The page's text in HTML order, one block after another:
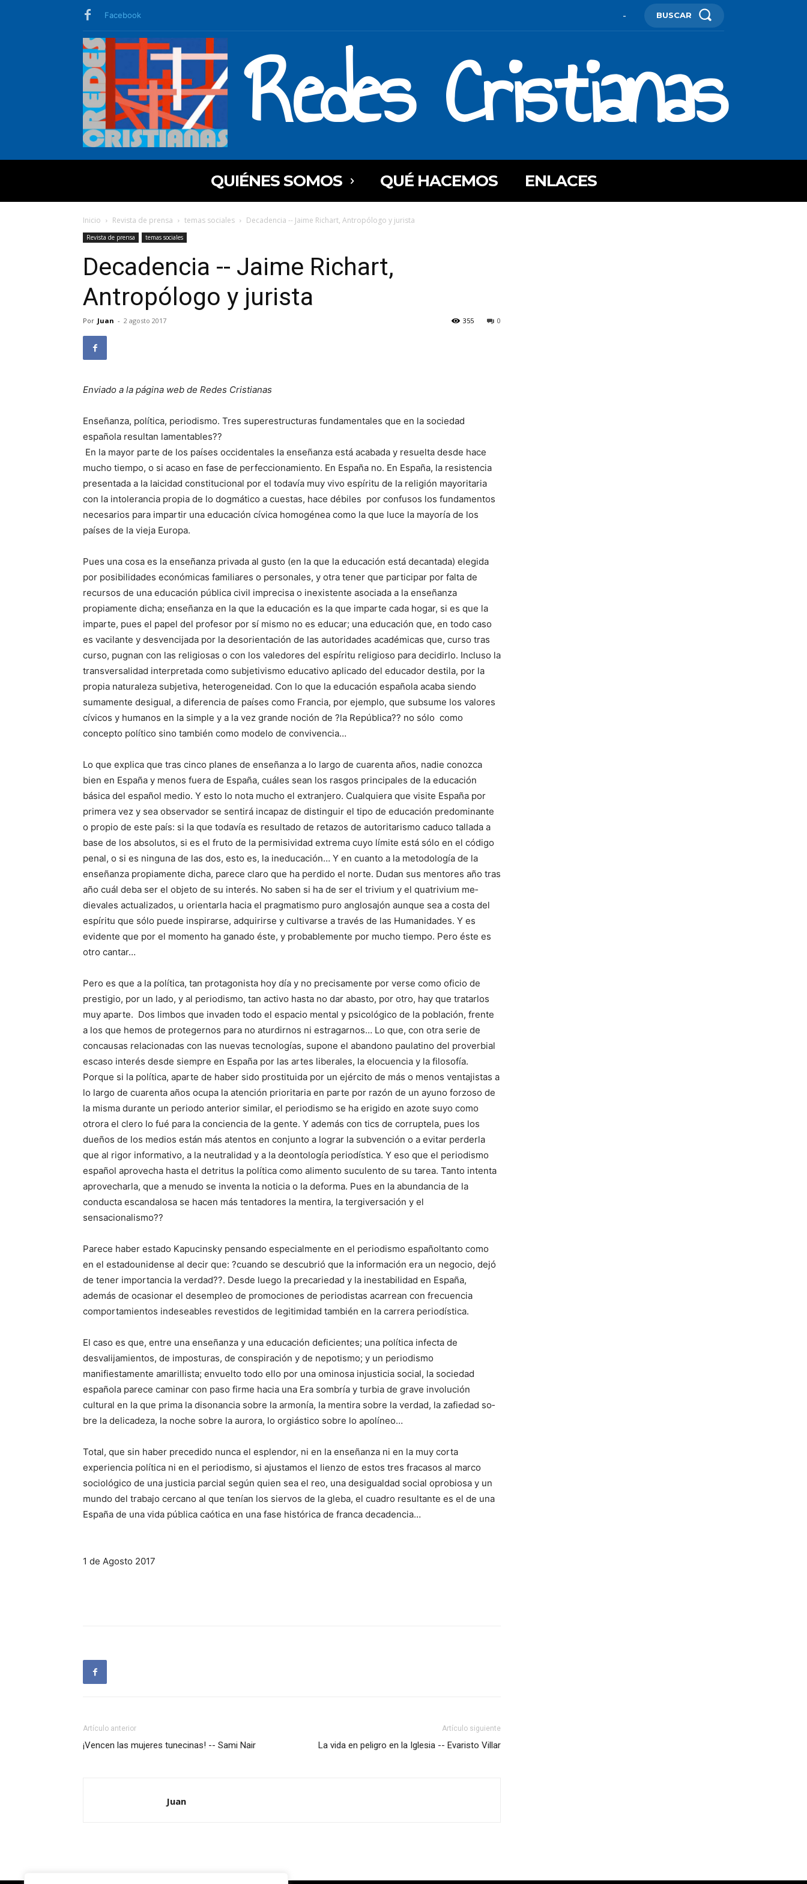
Facebook - BUSCAR
Redes Cristianas
QUIÉNES SOMOS QUÉ HACEMOS ENLACES
Inicio Revista de prensa temas sociales Decadencia -- Jaime Richart, Antropólogo y jurista
Revista de prensa temas sociales
Decadencia -- Jaime Richart,
Antropólogo y jurista
Por Juan - 2 agosto 2017 0
355
Enviado a la página web de Redes Cristianas
Enseñanza, política, periodismo. Tres superestructuras fundamentales que en la sociedad
española resultan la­mentables??
En la mayor parte de los países occidentales la enseñanza está acabada y resuelta desde hace
mucho tiempo, o si acaso en fase de perfeccionamiento. En España no. En Es­paña, la resistencia
presentada a la laicidad constitucional por el todavía muy vivo espíritu de la religión mayoritaria
con la intolerancia propia de lo dogmático a cuestas, hace débiles por confusos los fundamentos
necesarios para im­partir una educación cívica homogénea como la que luce la mayoría de los
países de la vieja Europa.
Pues una cosa es la enseñanza privada al gusto (en la que la educación está decantada) elegida
por posibilidades económicas fami­liares o personales, y otra tener que participar por falta de
recursos de una educación pública civil imprecisa o inexistente asociada a la enseñanza
propiamente dicha; enseñanza en la que la educación es la que imparte cada hogar, si es que la
imparte, pues el papel del profesor por sí mismo no es educar; una educación que, en todo caso
es vacilante y desvencijada por la desorientación de las autori­dades académicas que, curso tras
curso, pugnan con las religiosas o con los valedores del espíritu religioso para decidirlo. Incluso la
transversalidad interpretada como subjetivismo educativo aplicado del educador destila, por la
propia naturaleza subjetiva, heterogeneidad. Con lo que la educación española acaba siendo
sumamente desigual, a diferencia de países como Francia, por ejemplo, que sub­sume los valores
cívicos y humanos en la simple y a la vez grande noción de ?la República?? no sólo como
concepto político sino también como modelo de convivencia…
Lo que explica que tras cinco planes de enseñanza a lo largo de cuarenta años, nadie conozca
bien en España y menos fuera de España, cuáles sean los rasgos principales de la educación
básica del español medio. Y esto lo nota mucho el extranjero. Cualquiera que visite España por
primera vez y sea observador se sentirá incapaz de distinguir el tipo de educación predominante
o propio de este país: si la que todavía es resultado de retazos de autoritarismo ca­duco tallada a
base de los absolutos, si es el fruto de la permisividad extrema cuyo límite está sólo en el código
pe­nal, o si es ninguna de las dos, esto es, la ineducación… Y en cuanto a la metodología de la
enseñanza propia­mente dicha, parece claro que ha perdido el norte. Dudan sus mentores año tras
año cuál deba ser el objeto de su in­terés. No saben si ha de ser el trivium y el quatrivium me­
dievales actualizados, u orientarla hacia el pragmatismo puro anglosajón aunque sea a costa del
espíritu que sólo puede inspirarse, adquirirse y cultivarse a través de las Humanidades. Y es
evidente que por el momento ha ga­nado éste, y probablemente por mucho tiempo. Pero éste es
otro cantar…
Pero es que a la política, tan protagonista hoy día y no pre­cisamente por verse como oficio de
prestigio, por un lado, y al periodismo, tan activo hasta no dar abasto, por otro, hay que tratarlos
muy aparte. Dos limbos que inva­den todo el espacio mental y psicológico de la población, frente
a los que hemos de protegernos para no aturdirnos ni estragarnos… Lo que, con otra serie de
concausas relacio­nadas con las nuevas tecnologías, supone el aban­dono paulatino del proverbial
escaso interés desde siem­pre en España por las artes liberales, la elocuencia y la filo­sofía.
Porque si la política, aparte de haber sido prosti­tuida por un ejército de más o menos ventajistas a
lo largo de cuarenta años ocupa la atención prioritaria en parte por razón de un ayuno forzoso de
la misma durante un pe­riodo anterior similar, el periodismo se ha erigido en azote suyo como
otrora el clero lo fué para la conciencia de la gente. Y además con tics de corruptela, pues los
dueños de los medios están más atentos en conjunto a lograr la sub­vención o a evitar perderla
que al rigor informativo, a la neutralidad y a la deontología periodística. Y eso que el pe­riodismo
español aprovecha hasta el detritus la política como alimento suculento de su tarea. Tanto intenta
aprove­charla, que a menudo se inventa la noticia o la de­forma. Pues en la abundancia de la
conducta escandalosa se hacen más tentadores la mentira, la tergiversación y el
sensacionalismo??
Parece haber estado Kapucinsky pen­sando especialmente en el periodismo españoltanto como
en el estadounidense al decir que: ?cuando se descubrió que la información era un negocio, dejó
de tener importan­cia la verdad??. Desde luego la precariedad y la in­estabilidad en España,
además de ocasionar el desem­pleo de promociones de periodistas acarrean con frecuen­cia
comportamientos indeseables revestidos de legitimi­dad también en la carrera periodística.
El caso es que, entre una enseñanza y una educación defi­cientes; una política infecta de
desvalijamientos, de im­posturas, de conspiración y de nepotismo; y un perio­dismo
manifiestamente amarillista; envuelto todo ello por una ominosa injusticia social, la sociedad
española parece caminar con paso firme hacia una Era sombría y turbia de grave involución
cultural en la que prima la disonancia so­bre la armonía, la mentira sobre la verdad, la zafiedad so­
bre la delicadeza, la noche sobre la aurora, lo orgiástico sobre lo apolíneo…
Total, que sin haber precedido nunca el esplendor, ni en la enseñanza ni en la muy corta
experiencia política ni en el periodismo, si ajustamos el lienzo de estos tres fracasos al marco
sociológico de una justicia parcial según quien sea el reo, una desigualdad social oprobiosa y un
mundo del trabajo cercano al que tenían los siervos de la gleba, el cuadro resultante es el de una
España de una vida pública caótica en una fase histórica de franca decadencia…
1 de Agosto 2017
Artículo anterior
¡Vencen las mujeres tunecinas! -- Sami Nair
Artículo siguiente
La vida en peligro en la Iglesia -- Evaristo Villar
Juan